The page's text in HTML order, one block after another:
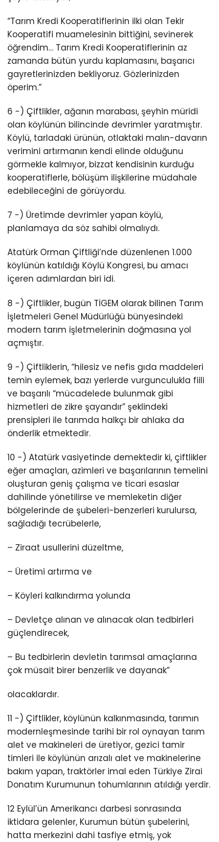
“Tarım Kredi Kooperatiflerinin ilki olan Tekir
Kooperatifi muamelesinin bittiğini, sevinerek
öğrendim… Tarım Kredi Kooperatiflerinin az
zamanda bütün yurdu kaplamasını, başarıcı
gayretlerinizden bekliyoruz. Gözlerinizden
öperim.”
6 -) Çiftlikler, ağanın marabası, şeyhin müridi
olan köylünün bilincinde devrimler yaratmıştır.
Köylü, tarladaki ürünün, otlaktaki malın-davarın
verimini artırmanın kendi elinde olduğunu
görmekle kalmıyor, bizzat kendisinin kurduğu
kooperatiflerle, bölüşüm ilişkilerine müdahale
edebileceğini de görüyordu.
7 -) Üretimde devrimler yapan köylü,
planlamaya da söz sahibi olmalıydı.
Atatürk Orman Çiftliği’nde düzenlenen 1.000
köylünün katıldığı Köylü Kongresi, bu amacı
içeren adımlardan biri idi.
8 -) Çiftlikler, bugün TİGEM olarak bilinen Tarım
İşletmeleri Genel Müdürlüğü bünyesindeki
modern tarım işletmelerinin doğmasına yol
açmıştır.
9 -) Çiftliklerin, “hilesiz ve nefis gıda maddeleri
temin eylemek, bazı yerlerde vurgunculukla fiili
ve başarılı “mücadelede bulunmak gibi
hizmetleri de zikre şayandır” şeklindeki
prensipleri ile tarımda halkçı bir ahlaka da
önderlik etmektedir.
10 -) Atatürk vasiyetinde demektedir ki, çiftlikler
eğer amaçları, azimleri ve başarılarının temelini
oluşturan geniş çalışma ve ticari esaslar
dahilinde yönetilirse ve memleketin diğer
bölgelerinde de şubeleri-benzerleri kurulursa,
sağladığı tecrübelerle,
– Ziraat usullerini düzeltme,
– Üretimi artırma ve
– Köyleri kalkındırma yolunda
– Devletçe alınan ve alınacak olan tedbirleri
güçlendirecek,
– Bu tedbirlerin devletin tarımsal amaçlarına
çok müsait birer benzerlik ve dayanak”
olacaklardır.
11 -) Çiftlikler, köylünün kalkınmasında, tarımın
modernleşmesinde tarihi bir rol oynayan tarım
alet ve makineleri de üretiyor, gezici tamir
timleri ile köylünün arızalı alet ve makinelerine
bakım yapan, traktörler imal eden Türkiye Zirai
Donatım Kurumunun tohumlarının atıldığı yerdir.
12 Eylül’ün Amerikancı darbesi sonrasında
iktidara gelenler, Kurumun bütün şubelerini,
hatta merkezini dahi tasfiye etmiş, yok